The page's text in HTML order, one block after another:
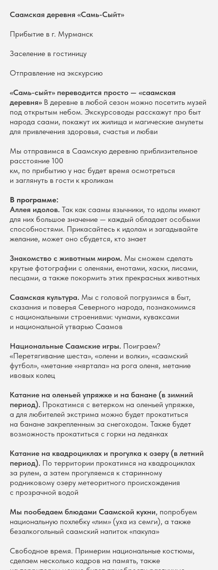
Саамская деревня «Самь-Сыйт»
Прибытие в г. Мурманск
Заселение в гостиницу
Отправление на экскурсию
«Самь-сыйт» переводится просто — «саамская
деревня» В деревне в любой сезон можно посетить музей
под открытым небом. Экскурсоводы расскажут про быт
народа саами, покажут их жилища и магические амулеты
для привлечения здоровья, счастья и любви
Мы отправимся в Саамскую деревню приблизительное
расстояние 100
км, по прибытию у нас будет время осмотреться
и заглянуть в гости к кроликам
В программе:
Аллея идолов. Так как саамы язычники, то идолы имеют
для них большое значение — каждый обладает особыми
способностями. Прикасайтесь к идолам и загадывайте
желание, может оно сбудется, кто знает
Знакомство с животным миром. Мы сможем сделать
крутые фотографии с оленями, енотами, хаски, лисами,
песцами, а также покормить этих прекрасных животных
Саамская культура. Мы с головой погрузимся в быт,
сказания и поверья Северного народа, познакомимся
с национальными строениями: чумами, куваксами
и национальной утварью Саамов
Национальные Саамские игры. Поиграем?
«Перетягивание шеста», «олени и волки», «саамский
футбол», «метание «няртала» на рога оленя, метание
ивовых колец
Катание на оленьей упряжке и на банане (в зимний
период). Прокатимся с ветерком на оленьей упряжке,
а для любителей экстрима можно будет прокатиться
на банане закрепленным за снегоходом. Также будет
возможность прокатиться с горки на ледянках
Катание на квадроциклах и прогулка к озеру (в летний
период). По территории прокатимся на квадроциклах
за рулем, а затем прогуляемся к старинному
родниковому озеру метеоритного происхождения
с прозрачной водой
Мы пообедаем блюдами Саамской кухни, попробуем
национальную похлебку «лим» (уха из семги), а также
безалкогольный саамский напиток «пакула»
Свободное время. Примерим национальные костюмы,
сделаем несколько кадров на память, также